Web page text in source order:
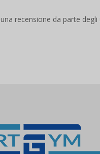
recensione da parte degli